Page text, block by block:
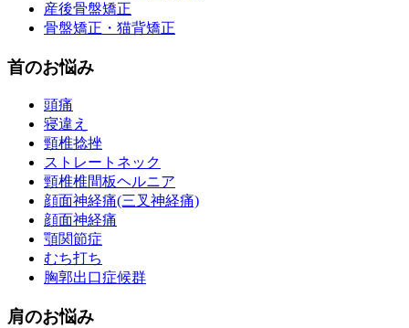
産後骨盤矯正
骨盤矯正・猫背矯正
首のお悩み
頭痛
寝違え
頸椎捻挫
ストレートネック
頸椎椎間板ヘルニア
顔面神経痛(三叉神経痛)
顔面神経痛
顎関節症
むち打ち
胸郭出口症候群
肩のお悩み